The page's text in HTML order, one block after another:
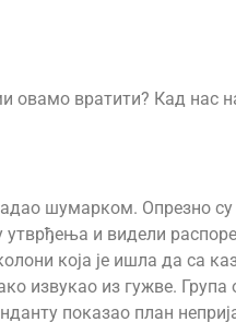
овамо вратити? Кад нас
шумарком. Опрезно
и видели
која је ишла да са
извукао из гужве.
показао план